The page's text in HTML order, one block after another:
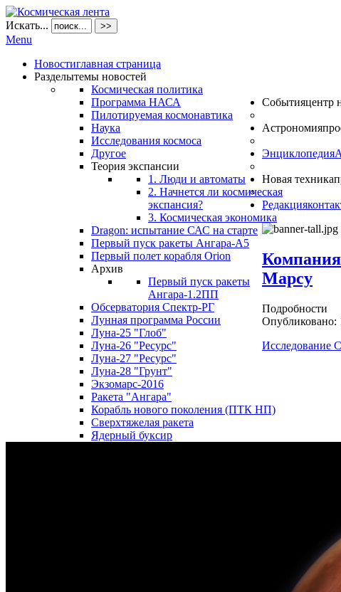
Искать... >>
Menu
Новостиглавная страница
Разделытемы новостей
Космическая политика
Программа НАСА
Пилотируемая космонавтика
Наука
Исследования космоса
Другое
Теория экспансии
1. Люди и автоматы
2. Начнется ли космическая
экспансия?
3. Космическая экономика
Событияцентр
Dragon: испытание САС на старте
Первый пуск ракеты Ангара-А5
Первый полет корабля Orion
Архив
Первый пуск ракеты
Ангара-1.2ПП
Астрономия
Обсерватория Спектр-РГ
Энциклопедия
Лунная программа России
Луна-25 "Глоб"
Луна-26 "Ресурс"
Луна-27 "Ресурс"
Луна-28 "Грунт"
Экзомарс-2016
Новая техника
Ракета "Ангара"
Корабль нового поколения (ПТК НП)
Сверхтяжелая ракета
Ядерный буксир
Редакция
Компания
Марсу
Подробности
Опубликовано:
Исследование